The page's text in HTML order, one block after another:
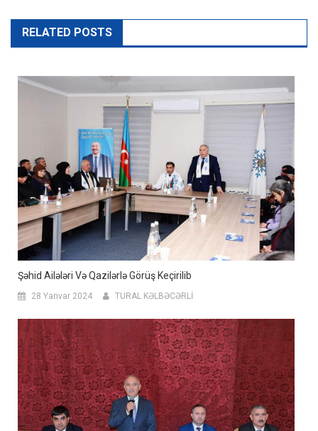
RELATED POSTS
Şəhid Ailələri Və Qazilərlə Görüş Keçirilib
28 Yanvar 2024 TURAL KƏLBƏCƏRLİ